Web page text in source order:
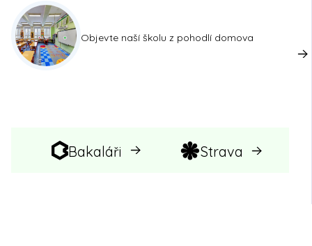
Objevte naší školu z pohodlí domova
Bakaláři Strava